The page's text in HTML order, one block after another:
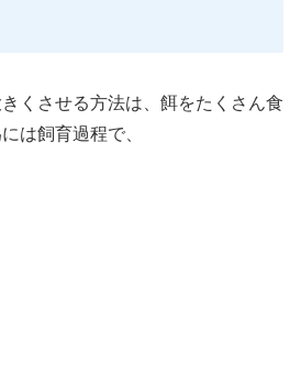
くさせる方法は、餌をたくさん食
は飼育過程で、